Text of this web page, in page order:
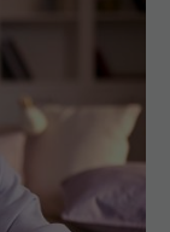
cancer